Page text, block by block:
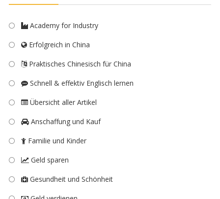
Academy for Industry
Erfolgreich in China
Praktisches Chinesisch für China
Schnell & effektiv Englisch lernen
Übersicht aller Artikel
Anschaffung und Kauf
Familie und Kinder
Geld sparen
Gesundheit und Schönheit